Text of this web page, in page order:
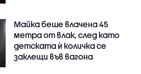
Майка беше влачена 45
метра от влак, след като
детската ѝ количка се
заклещи във вагона